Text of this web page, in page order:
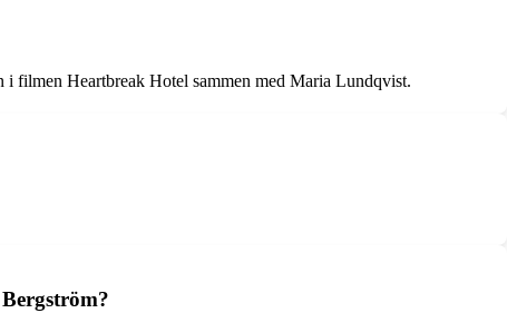
filmen Heartbreak Hotel sammen med Maria Lundqvist.